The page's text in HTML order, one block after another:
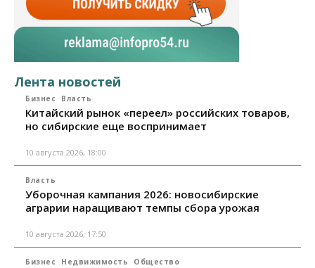
Лента новостей
Бизнес Власть
Китайский рынок «переел» российских товаров,
но сибирские еще воспринимает
10 августа 2026, 18:00
Власть
Уборочная кампания 2026: новосибирские
аграрии наращивают темпы сбора урожая
10 августа 2026, 17:50
Бизнес Недвижимость Общество